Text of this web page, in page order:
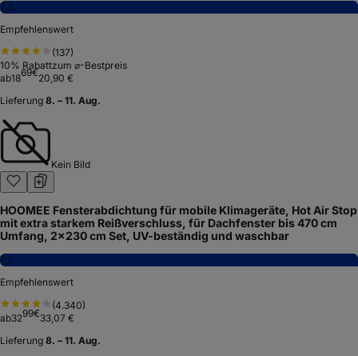
7,3
Empfehlenswert
(137)
10% Rabattzum ⌀-Bestpreis
ab1869€20,90 €
Lieferung 8. – 11. Aug.
Kein Bild
HOOMEE Fensterabdichtung für mobile Klimageräte, Hot Air Stop
mit extra starkem Reißverschluss, für Dachfenster bis 470 cm
Umfang, 2x230 cm Set, UV-beständig und waschbar
7,2
Empfehlenswert
(4.340)
ab3299€33,07 €
Lieferung 8. – 11. Aug.